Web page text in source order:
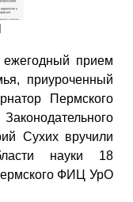
прием
приуроченный
Пермского
Сухих вручили
науки 18
ФИЦ УрО